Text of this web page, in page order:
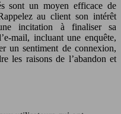
sont un moyen efficace de
au client son intérêt
incitation à finaliser sa
mail, incluant une enquête,
un sentiment de connexion,
les raisons de l’abandon et